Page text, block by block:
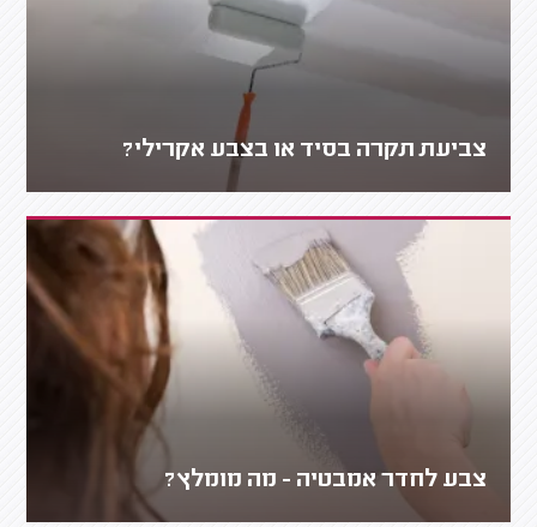
צביעת תקרה בסיד או בצבע אקרילי?
צבע לחדר אמבטיה - מה מומלץ?